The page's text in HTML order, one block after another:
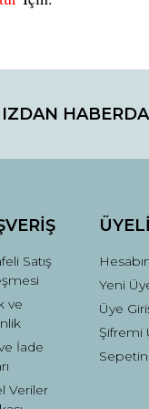
teşekkür ederiz.
veya
alternatifler olmalı.
Satış
ve
İade
Veriler
Yeni
Üye
Şifremi